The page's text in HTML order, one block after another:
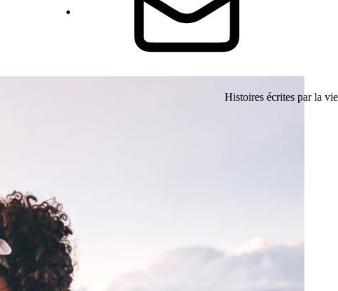
Histoires écrites par la vie